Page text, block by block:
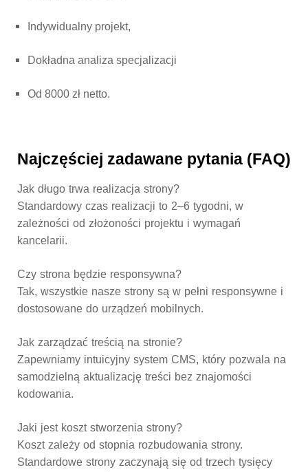
Indywidualny projekt,
Dokładna analiza specjalizacji
Od 8000 zł netto.
Najczęściej zadawane pytania (FAQ)
Jak długo trwa realizacja strony?
Standardowy czas realizacji to 2–6 tygodni, w
zależności od złożoności projektu i wymagań
kancelarii.
Czy strona będzie responsywna?
Tak, wszystkie nasze strony są w pełni responsywne i
dostosowane do urządzeń mobilnych.
Jak zarządzać treścią na stronie?
Zapewniamy intuicyjny system CMS, który pozwala na
samodzielną aktualizację treści bez znajomości
kodowania.
Jaki jest koszt stworzenia strony?
Koszt zależy od stopnia rozbudowania strony.
Standardowe strony zaczynają się od trzech tysięcy